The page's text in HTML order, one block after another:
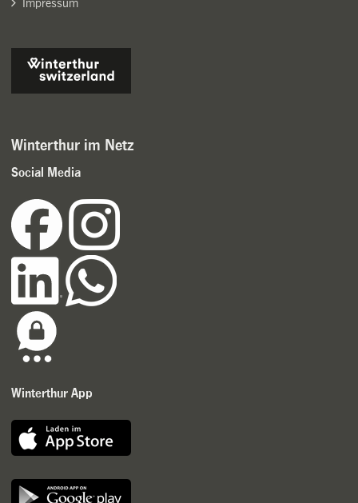
Impressum
Winterthur im Netz
Social Media
Winterthur App